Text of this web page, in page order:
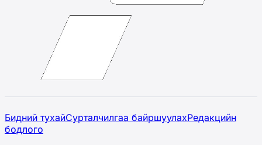
Бидний тухайСурталчилгаа байршуулахРедакцийн
бодлого